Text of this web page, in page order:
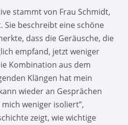
stammt von Frau Schmidt,
Sie beschreibt eine schöne
dass die Geräusche, die
empfand, jetzt weniger
Kombination aus dem
Klängen hat mein
wieder an Gesprächen
weniger isoliert”,
zeigt, wie wichtige